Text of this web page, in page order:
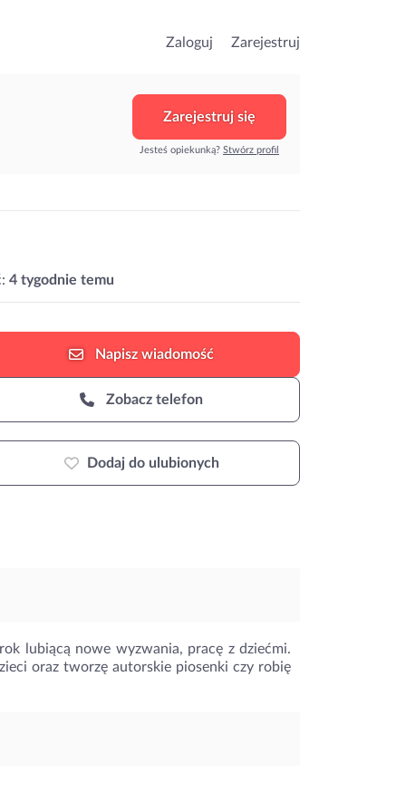
Zaloguj Zarejestruj
Zarejestruj się
Jesteś opiekunką? Stwórz profil
4 tygodnie temu
Napisz wiadomość
Zobacz telefon
Dodaj do ulubionych
lubiącą nowe wyzwania, pracę z dziećmi.
oraz tworzę autorskie piosenki czy robię